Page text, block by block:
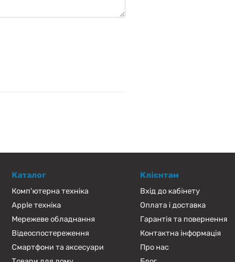
Каталог
Комп'ютерна техніка
Apple техніка
Мережеве обладнання
Відеоспостереження
Смартфони та аксесуари
Клієнтам
Вхід до кабінету
Оплата і доставка
Гарантія та повернення
Контактна інформація
Про нас